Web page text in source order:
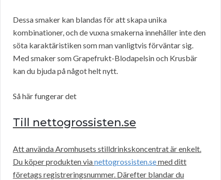
Dessa smaker kan blandas för att skapa unika
kombinationer, och de vuxna smakerna innehåller inte den
söta karaktäristiken som man vanligtvis förväntar sig.
Med smaker som Grapefrukt-Blodapelsin och Krusbär
kan du bjuda på något helt nytt.
Så här fungerar det
Till nettogrossisten.se
Att använda Aromhusets stilldrinkskoncentrat är enkelt.
Du köper produkten vianettogrossisten.semed ditt
företags registreringsnummer. Därefter blandar du